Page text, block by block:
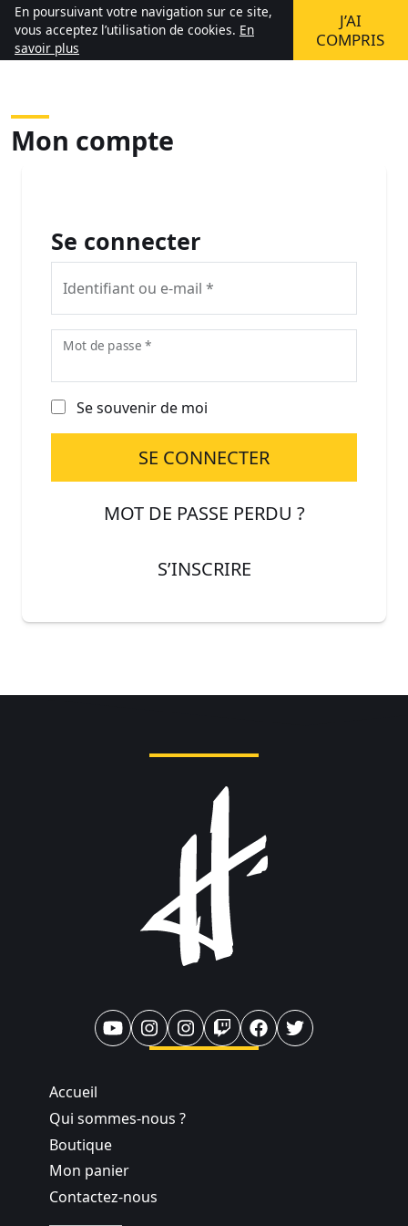
Aller au contenu
Mon compte Mon panier
Mon compte
Se connecter
Identifiant ou e-mail *
Mot de passe*Obligatoire
Se souvenir de moi
SE CONNECTER
MOT DE PASSE PERDU ?
S’INSCRIRE
Accueil
Qui sommes-nous ?
Boutique
Mon panier
Contactez-nous
En poursuivant votre navigation sur ce site,
vous acceptez l’utilisation de cookies. En
savoir plus
J’AI
COMPRIS